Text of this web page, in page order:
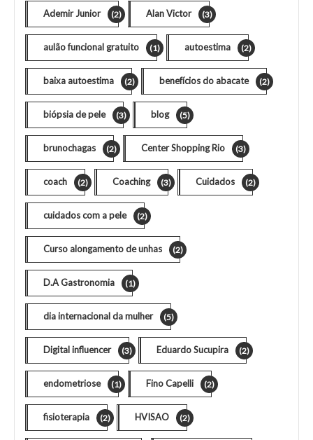
Ademir Junior (2) Alan Victor (3)
aulão funcional gratuito (1) autoestima (2)
baixa autoestima (2) benefícios do abacate (2)
biópsia de pele (3) blog (5)
brunochagas (2) Center Shopping Rio (3)
coach (2) Coaching (3) Cuidados (2)
cuidados com a pele (2)
Curso alongamento de unhas (2)
D.A Gastronomia (1)
dia internacional da mulher (5)
Digital influencer (3) Eduardo Sucupira (2)
endometriose (1) Fino Capelli (2)
fisioterapia (2) HVISAO (2)